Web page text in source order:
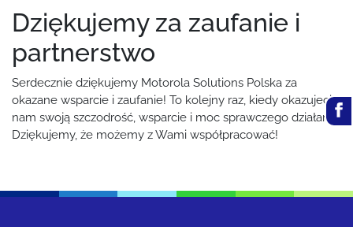
Dziękujemy za zaufanie i
partnerstwo
Serdecznie dziękujemy Motorola Solutions Polska za
okazane wsparcie i zaufanie! To kolejny raz, kiedy okazujecie
nam swoją szczodrość, wsparcie i moc sprawczego działania.
Dziękujemy, że możemy z Wami współpracować!